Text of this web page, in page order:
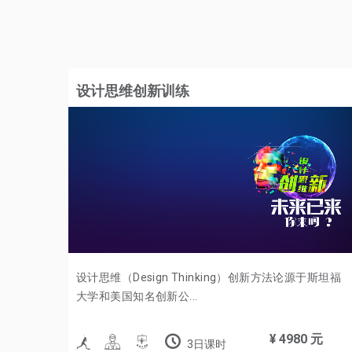
设计思维创新训练
设计思维（Design Thinking）创新方法论源于斯坦福
大学和美国知名创新公...
¥ 4980 元
3日课时